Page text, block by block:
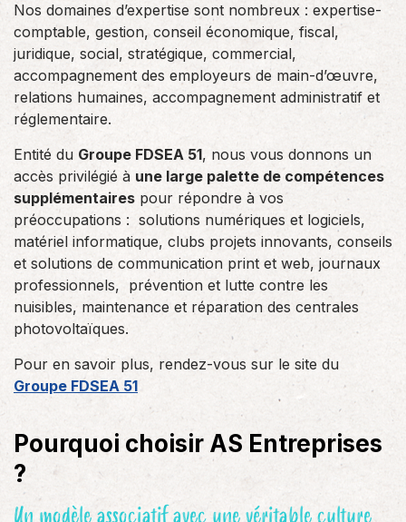
Nos domaines d’expertise sont nombreux : expertise-
comptable, gestion, conseil économique, fiscal,
juridique, social, stratégique, commercial,
accompagnement des employeurs de main-d’œuvre,
relations humaines, accompagnement administratif et
réglementaire.
Entité du Groupe FDSEA 51, nous vous donnons un
accès privilégié à une large palette de compétences
supplémentaires pour répondre à vos
préoccupations : solutions numériques et logiciels,
matériel informatique, clubs projets innovants, conseils
et solutions de communication print et web, journaux
professionnels, prévention et lutte contre les
nuisibles, maintenance et réparation des centrales
photovoltaïques.
Pour en savoir plus, rendez-vous sur le site du
Groupe FDSEA 51
Pourquoi choisir AS Entreprises
?